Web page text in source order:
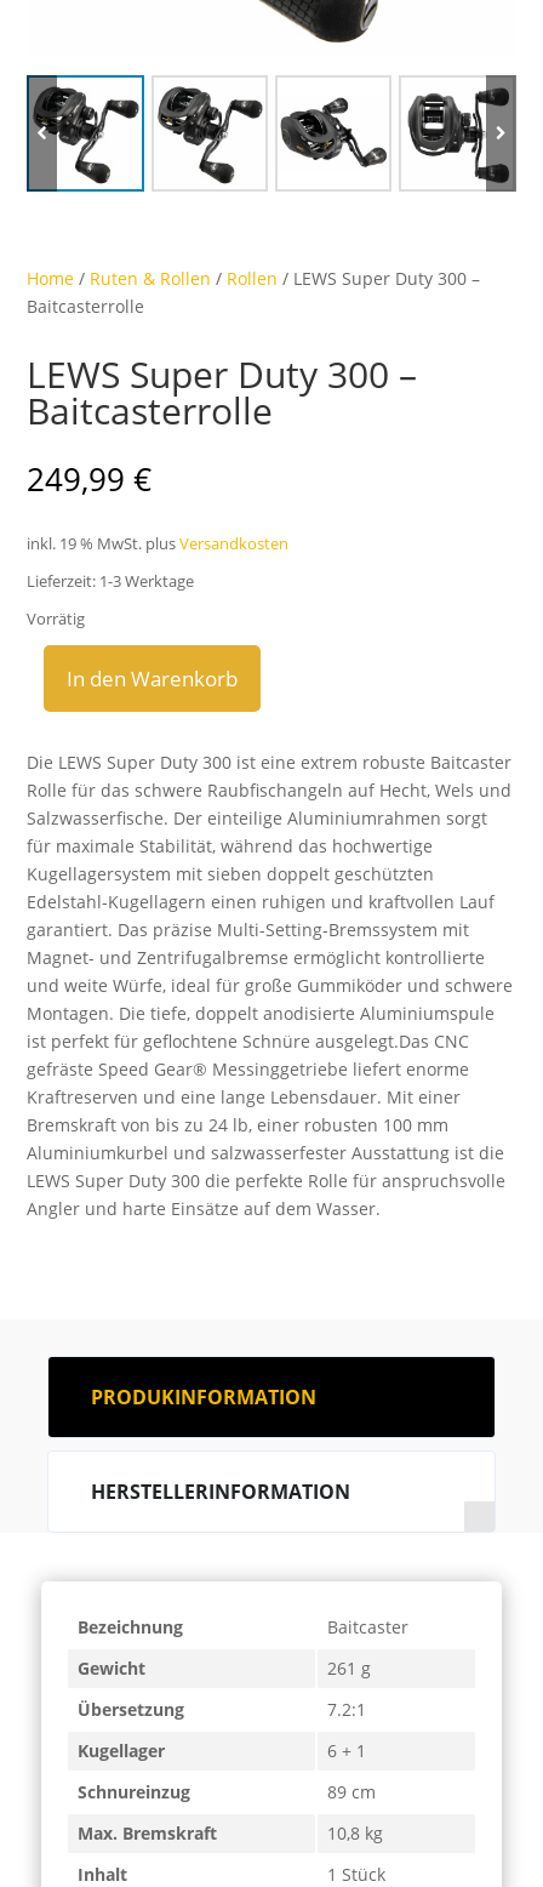
Home / Ruten & Rollen / Rollen / LEWS Super Duty 300 –
Baitcasterrolle
LEWS Super Duty 300 –
Baitcasterrolle
249,99€
inkl. 19 % MwSt. plusVersandkosten
Lieferzeit: 1-3 Werktage
Vorrätig
LEWS
Super
300
-
Baitcasterrolle
Menge
In den Warenkorb
Die LEWS Super Duty 300 ist eine extrem robuste Baitcaster
Rolle für das schwere Raubfischangeln auf Hecht, Wels und
Salzwasserfische. Der einteilige Aluminiumrahmen sorgt
für maximale Stabilität, während das hochwertige
Kugellagersystem mit sieben doppelt geschützten
Edelstahl-Kugellagern einen ruhigen und kraftvollen Lauf
garantiert. Das präzise Multi-Setting-Bremssystem mit
Magnet- und Zentrifugalbremse ermöglicht kontrollierte
und weite Würfe, ideal für große Gummiköder und schwere
Montagen. Die tiefe, doppelt anodisierte Aluminiumspule
ist perfekt für geflochtene Schnüre ausgelegt.Das CNC
gefräste Speed Gear® Messinggetriebe liefert enorme
Kraftreserven und eine lange Lebensdauer. Mit einer
Bremskraft von bis zu 24 lb, einer robusten 100 mm
Aluminiumkurbel und salzwasserfester Ausstattung ist die
LEWS Super Duty 300 die perfekte Rolle für anspruchsvolle
Angler und harte Einsätze auf dem Wasser.
Bezeichnung
Baitcaster
Gewicht
261 g
Übersetzung
7.2:1
Kugellager
6 + 1
Schnureinzug
89 cm
Max. Bremskraft
10,8 kg
Inhalt
1 Stück
PRODUKINFORMATION
HERSTELLERINFORMATION